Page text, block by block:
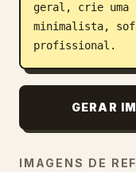
geral, crie uma
minimalista,
profissional.
GERAR
IMAGENS DE